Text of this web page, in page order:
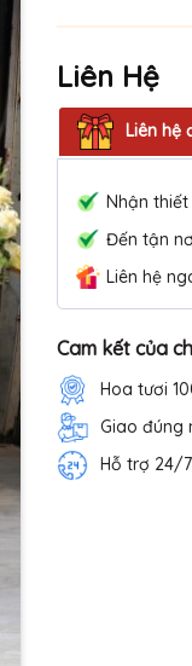
Liên Hệ
Liên hệ
Nhận thiết
Đến tận
Liên hệ
Cam kết của
Hoa tươi
Giao đúng
Hỗ trợ 24/7